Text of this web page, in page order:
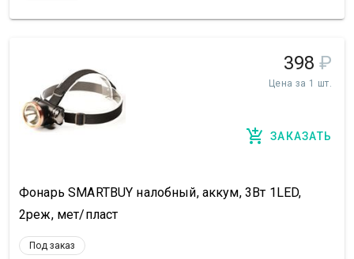
398 ₽
Цена за 1 шт.
ЗАКАЗАТЬ
Фонарь SMARTBUY налобный, аккум, 3Вт 1LED,
2реж, мет/пласт
Под заказ